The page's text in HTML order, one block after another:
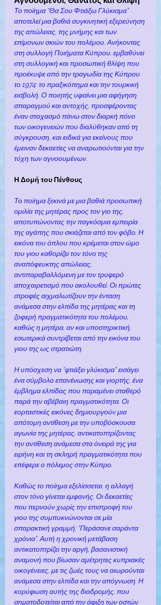
Το ποίημα “Θα Σου Φτιάξω Γλύκισμα”
αποτελεί μια βαθιά συγκινητική εξερεύνηση
της απώλειας, της μνήμης και των
επίμονων σκιών του πολέμου. Ανήκοντας
στη συλλογή Ποιήματα Κύπρου, εμβαθύνει
στη συλλογική και προσωπική θλίψη που
προέκυψε από την τραγωδία της Κύπρου
το 1974: το πραξικόπημα και την τουρκική
εισβολή. Ο ποιητής υφαίνει μια αφήγηση
σπαραγμού και αντοχής, προσφέροντας
έναν στοχασμό πάνω στον διαρκή πόνο
των οικογενειών που διαλύθηκαν από τη
σύγκρουση, και ειδικά για εκείνους που
έμειναν δεκαετίες να αναρωτιούνται για την
τύχη των αγνοουμένων.
Η Δομή του Πένθους
Το ποίημα ξεκινά με μια βαθιά προσωπική
ομιλία της μητέρας προς τον γιο της,
αποτυπώνοντας την παγκόσμια εμπειρία
της αγάπης που σκιάζεται από τον φόβο. Η
εικόνα του όπλου που κρέμεται στον ώμο
του γιου καθορίζει τον τόνο της
αναπόφευκτης απώλειας,
αντιπαραβαλλόμενη με τον τρυφερό
αποχαιρετισμό που ακολουθεί. Οι πρώτες
στροφές αιχμαλωτίζουν την ένταση
ανάμεσα στην ελπίδα της μητέρας και τη
ζοφερή πραγματικότητα του πολέμου,
καθώς η μητέρα, αν και υποστηρικτική,
εσωτερικά συντρίβεται από την εικόνα του
γιου της ως στρατιώτη.
Η υπόσχεση να “φτιάξει γλύκισμα” εισάγει
ένα σύμβολο επανένωσης και γιορτής, ένα
έμβλημα ελπίδας που παραμένει σταθερό
παρά την αβέβαιη πραγματικότητα. Οι
εορταστικές εικόνες δημιουργούν μια
απότομη αντίθεση με την υποβόσκουσα
αγωνία της μητέρας, αντικατοπτρίζοντας
την αντίθεση ανάμεσα στα όνειρά της για
ειρήνη και τη σκληρή πραγματικότητα που
επέφερε ο πόλεμος στην Κύπρο.
Καθώς το ποίημα εξελίσσεται, η αλλαγή
στον τόνο γίνεται εμφανής. Οι δεκαετίες
που περνούν χωρίς την επιστροφή του
γιου της συμπυκνώνονται σε μία
σπαρακτική γραμμή: “Περάσανε σαράντα
χρόνια”. Αυτή η χρονική μετάβαση
αντικατοπτρίζει την αργή, βασανιστική
αναμονή που βίωσαν αμέτρητες κυπριακές
οικογένειες, με τις ζωές τους να αιωρούνται
ανάμεσα στην ελπίδα και την απόγνωση. Η
κορύφωση αυτής της διαδρομής, που
σηματοδοτείται από την άφιξη των οστών